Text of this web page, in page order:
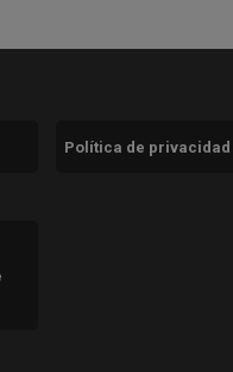
Política de privacidad